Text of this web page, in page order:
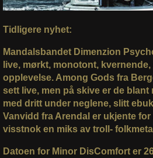
Tidligere nyhet:
Mandalsbandet Dimenzion
live, mørkt, monotont,
opplevelse. Among Gods fra
sett live, men på skive er de
med dritt under neglene, slitt
Vanvidd fra Arendal er ukjente
visstnok en miks av troll-
Datoen for Minor DisComfort er